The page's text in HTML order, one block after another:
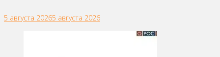
5 августа 20265 августа 2026